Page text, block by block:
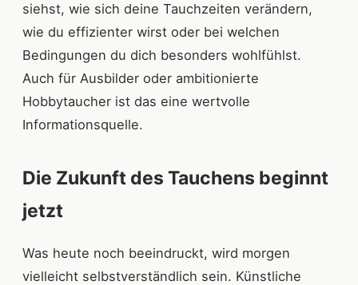
siehst, wie sich deine Tauchzeiten verändern,
wie du effizienter wirst oder bei welchen
Bedingungen du dich besonders wohlfühlst.
Auch für Ausbilder oder ambitionierte
Hobbytaucher ist das eine wertvolle
Informationsquelle.
Die Zukunft des Tauchens beginnt
jetzt
Was heute noch beeindruckt, wird morgen
vielleicht selbstverständlich sein. Künstliche